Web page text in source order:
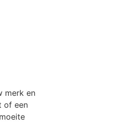
merk en
of een